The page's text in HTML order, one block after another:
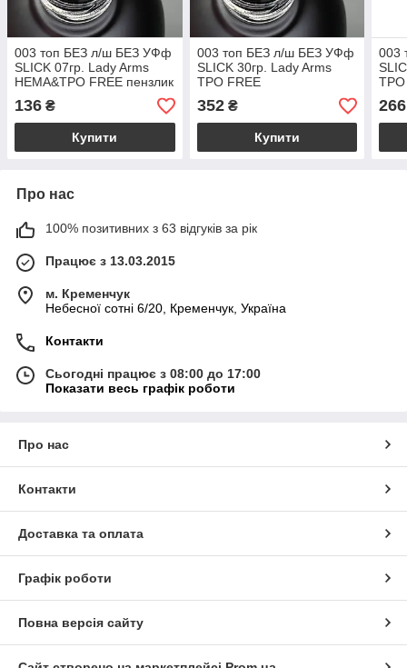
003 топ БЕЗ л/ш БЕЗ УФф
SLICK 07гр. Lady Arms
HEMA&TPO FREE пензлик
136 ₴
Купити
003 топ БЕЗ л/ш БЕЗ УФф
SLICK 30гр. Lady Arms
TPO FREE
352₴
Купити
003
266
Про нас
100% позитивних з 63 відгуків за рік
Працює з 13.03.2015
м. Кременчук
Небесної сотні 6/20, Кременчук, Україна
Контакти
Сьогодні працює з 08:00 до 17:00
Показати весь графік роботи
Про нас
Контакти
Доставка та оплата
Графік роботи
Повна версія сайту